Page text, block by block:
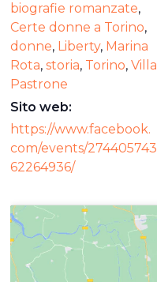
biografie romanzate,
Certe donne a Torino,
donne, Liberty, Marina
Rota,storia, Torino,Villa
Pastrone
Sito web:
https://www.facebook.
com/events/274405743
62264936/